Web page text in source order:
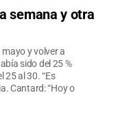
semana y otra
y volver a
sido del 25 %
25 al 30. “Es
Cantard: “Hoy o